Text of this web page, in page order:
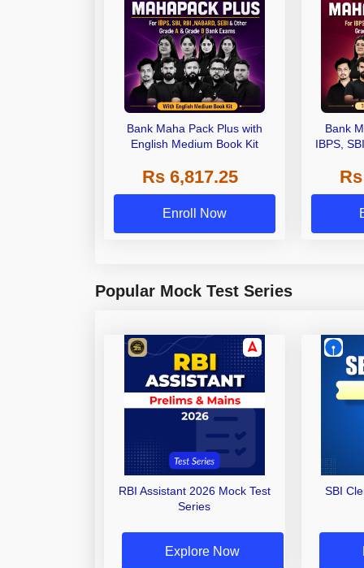
Bank Maha Pack Plus with
English Medium Book Kit
Rs 6,817.25
Enroll Now
Bank
IBPS,
Other
Popular Mock Test Series
RBI Assistant 2026 Mock Test
Series
Explore Now
SBI